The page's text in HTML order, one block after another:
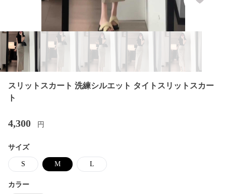
スリットスカート 洗練シルエット タイトスリットスカー
ト
4,300 円
サイズ
S M L
カラー